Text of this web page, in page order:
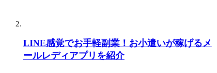
LINE感覚でお手軽副業！お小遣いが稼げるメ
ールレディアプリを紹介